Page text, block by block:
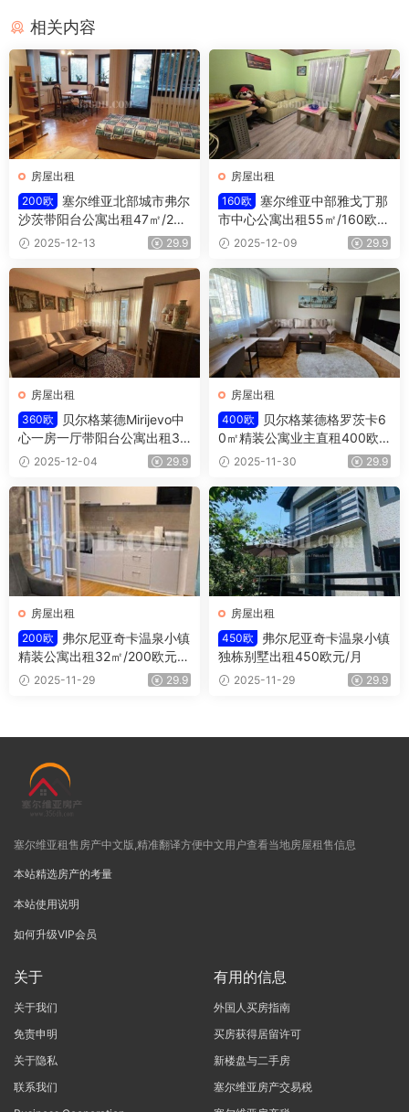
相关内容
房屋出租
200欧
塞尔维亚北部城市弗尔
沙茨带阳台公寓出租47㎡/200
欧/月2025-12-13 29.9
房屋出租
160欧
塞尔维亚中部雅戈丁那
市中心公寓出租55㎡/160欧/
月 2025-12-09 29.9
房屋出租
360欧
贝尔格莱德Mirijevo中
心一房一厅带阳台公寓出租36
0欧/月
2025-12-04 29.9
房屋出租
400欧
贝尔格莱德格罗茨卡6
0㎡精装公寓业主直租400欧/
月 2025-11-30 29.9
房屋出租
200欧
弗尔尼亚奇卡温泉小镇
精装公寓出租32㎡/200欧元/
月 2025-11-29 29.9
房屋出租
450欧
弗尔尼亚奇卡温泉小镇
独栋别墅出租450欧元/月
2025-11-29 29.9
塞尔维亚租售房产中文版,精准翻译方便中文用户查看当地房屋租售信息
本站精选房产的考量
本站使用说明
如何升级VIP会员
关于
关于我们
免责申明
关于隐私
联系我们
有用的信息
外国人买房指南
买房获得居留许可
新楼盘与二手房
塞尔维亚房产交易税